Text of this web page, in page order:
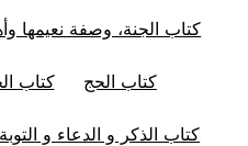
كتاب الجنة، وصفة نعيمها
كتاب الحج كتاب
كتاب الذكر و الدعاء و